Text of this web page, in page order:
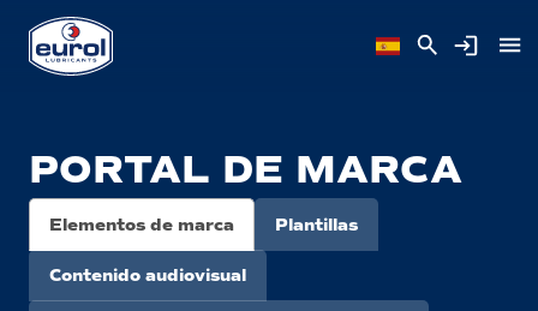
PORTAL DE MARCA
Elementos de marca Plantillas
Contenido audiovisual